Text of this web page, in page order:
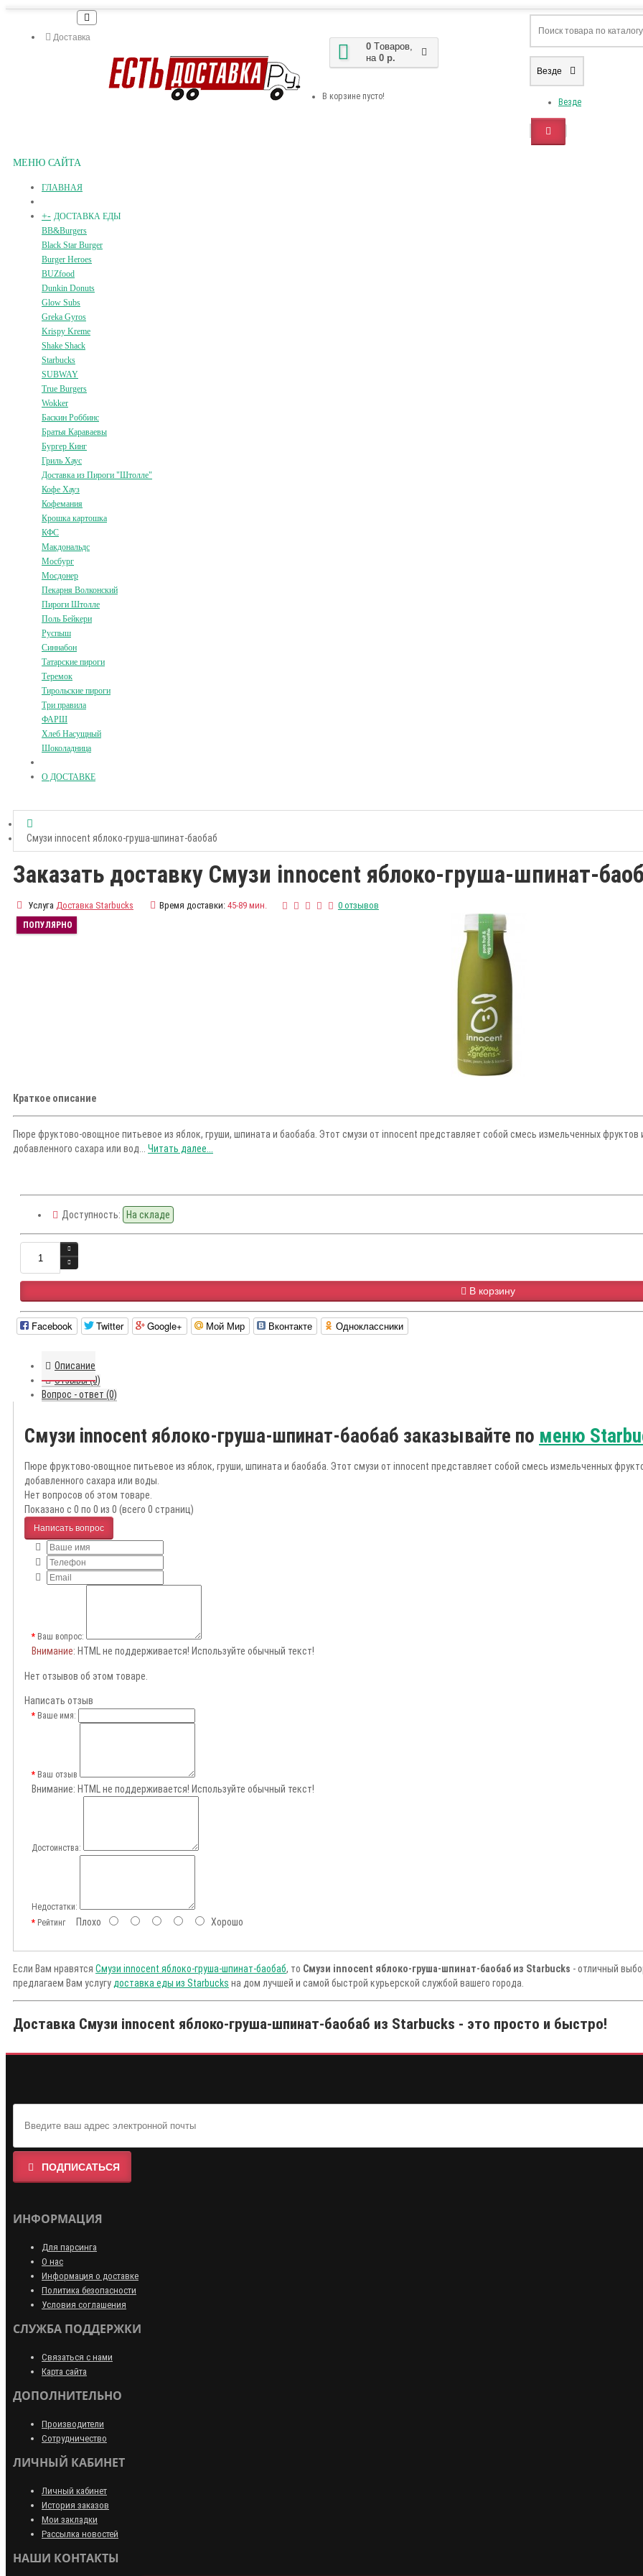
Доставка
0 Tоваров,
на 0 р.
В корзине пусто!
Везде
Везде
МЕНЮ САЙТА
ГЛАВНАЯ
+- ДОСТАВКА ЕДЫ
BB&Burgers
Black Star Burger
Burger Heroes
BUZfood
Dunkin Donuts
Glow Subs
Greka Gyros
Krispy Kreme
Shake Shack
Starbucks
SUBWAY
True Burgers
Wokker
Баскин Роббинс
Братья Караваевы
Бургер Кинг
Гриль Хаус
Доставка из Пироги "Штолле"
Кофе Хауз
Кофемания
Крошка картошка
КФС
Макдональдс
Мосбург
Мосдонер
Пекарня Волконский
Пироги Штолле
Поль Бейкери
Руспыш
Синнабон
Татарские пироги
Теремок
Тирольские пироги
Три правила
ФАРШ
Хлеб Насущный
Шоколадница
О ДОСТАВКЕ
Смузи innocent яблоко-груша-шпинат-баобаб
Заказать доставку Смузи innocent яблоко-груша-шпинат-
Услуга Доставка Starbucks Время доставки: 45-89 мин. 0 отзывов
ПОПУЛЯРНО
Краткое описание
Пюре фруктово-овощное питьевое из яблок, груши, шпината и баобаба. Этот смузи от innocent представляет собой смесь измельченных
добавленного сахара или вод... Читать далее...
Доступность: На складе
В корзину
Facebook Twitter Google+ Мой Мир Вконтакте Одноклассники
Описание
Отзывы (0)
Вопрос - ответ (0)
Смузи innocent яблоко-груша-шпинат-баобаб заказывайте по меню
Пюре фруктово-овощное питьевое из яблок, груши, шпината и баобаба. Этот смузи от innocent представляет собой смесь измельченных
добавленного сахара или воды.
Нет вопросов об этом товаре.
Показано с 0 по 0 из 0 (всего 0 страниц)
Написать вопрос
Ваш вопрос:
Внимание: HTML не поддерживается! Используйте обычный текст!
Нет отзывов об этом товаре.
Написать отзыв
Ваше имя:
Ваш отзыв
Внимание: HTML не поддерживается! Используйте обычный текст!
Достоинства:
Недостатки:
РейтингПлохо Хорошо
Если Вам нравятся Смузи innocent яблоко-груша-шпинат-баобаб, то Смузи innocent яблоко-груша-шпинат-баобаб из Starbucks - отличный
предлагаем Вам услугу доставка еды из Starbucks на дом лучшей и самой быстрой курьерской службой вашего города.
Доставка Смузи innocent яблоко-груша-шпинат-баобаб из Starbucks - это просто и быстро!
ПОДПИСАТЬСЯ
ИНФОРМАЦИЯ
Для парсинга
О нас
Информация о доставке
Политика безопасности
Условия соглашения
СЛУЖБА ПОДДЕРЖКИ
Связаться с нами
Карта сайта
ДОПОЛНИТЕЛЬНО
Производители
Сотрудничество
ЛИЧНЫЙ КАБИНЕТ
Личный кабинет
История заказов
Мои закладки
Рассылка новостей
НАШИ КОНТАКТЫ